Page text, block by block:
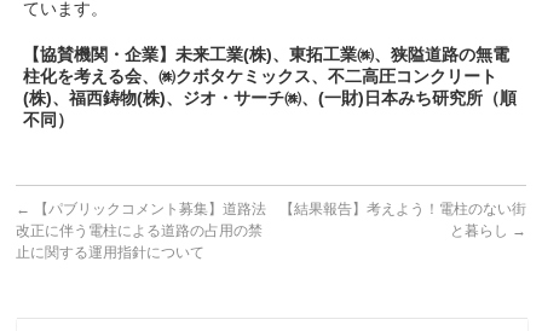
ています。
【協賛機関・企業】未来工業(株)、東拓工業㈱、狭隘道路の無電
柱化を考える会、㈱クボタケミックス、不二高圧コンクリート
(株)、福西鋳物(株)、ジオ・サーチ㈱、(一財)日本みち研究所（順
不同）
←
【パブリックコメント募集】道路法
改正に伴う電柱による道路の占用の禁
止に関する運用指針について
【結果報告】考えよう！電柱のない街
と暮らし →